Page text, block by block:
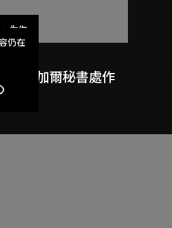
昌迪加爾秘書處作
为你
仍在